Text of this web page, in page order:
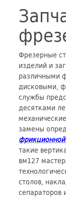
Фрезерные
изделий и
различными
дисковыми,
службы
десятками
замены
такие
вм127
столов,
сепараторов